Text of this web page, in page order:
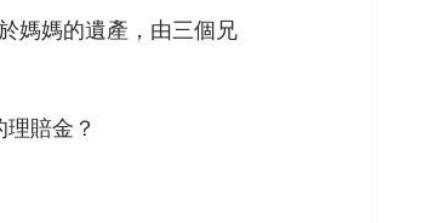
媽媽的遺產，由三個兄
賠金？